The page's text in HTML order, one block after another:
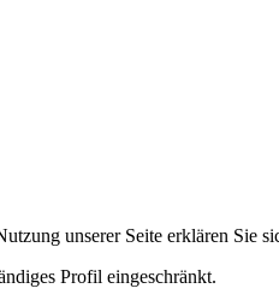
unserer Seite erklären Sie
Profil eingeschränkt.